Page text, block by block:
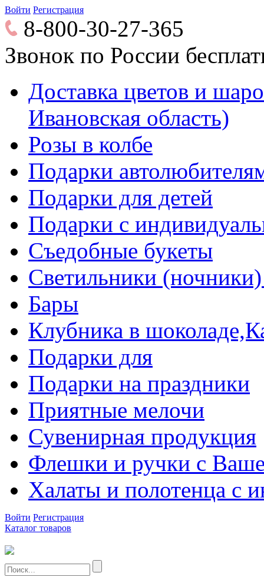
Войти Регистрация
8-800-30-27-365
Звонок по России
Доставка цветов и
Ивановская область)
Розы в колбе
Подарки
Подарки для детей
Подарки с
Съедобные букеты
Светильники
Бары
Клубника в
Подарки для
Подарки на праздники
Приятные мелочи
Сувенирная продукция
Флешки и ручки с
Халаты и полотенца с
Войти Регистрация
Каталог товаров